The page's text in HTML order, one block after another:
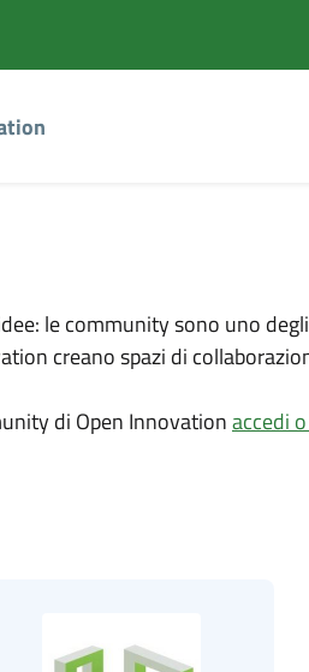
le community sono uno
creano spazi di
di Open Innovationaccedi